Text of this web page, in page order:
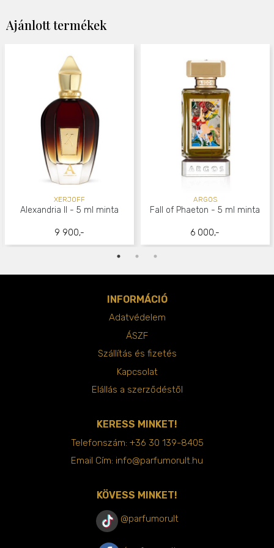
Ajánlott termékek
9 900,-
XERJOFF
Alexandria II - 5 ml minta
6 000,-
ARGOS
Fall of Phaeton - 5 ml minta
INFORMÁCIÓ
Adatvédelem
ÁSZF
Szállítás és fizetés
Kapcsolat
Elállás a szerződéstől
KERESS MINKET!
Telefonszám: +36 30 139-8405
Email Cím: info@parfumorult.hu
KÖVESS MINKET!
@parfumorult